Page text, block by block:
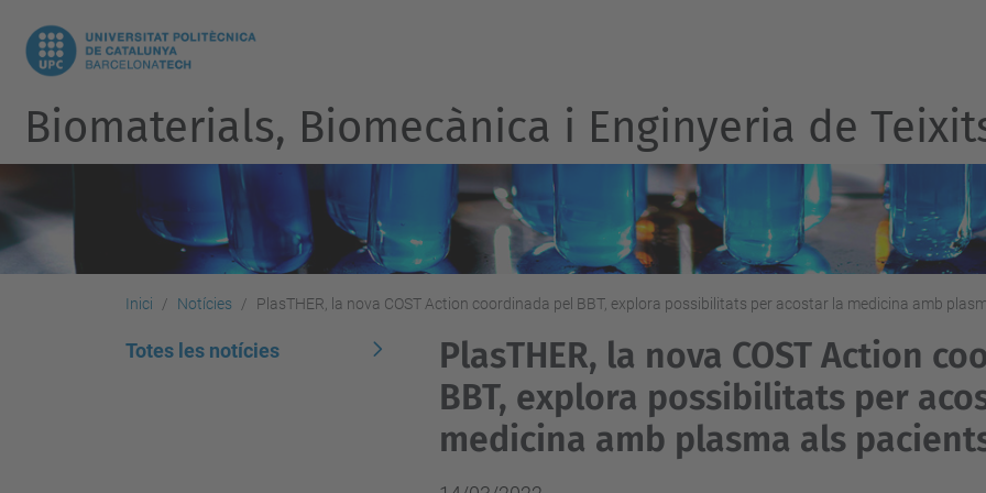
Biomaterials, Biomecànica i Enginyeria de
Inici Notícies PlasTHER, la nova COST Action coordinada pel BBT, explora possibilitats per acostar la medicina amb
PlasTHER, la nova COST Action
BBT, explora possibilitats per
medicina amb plasma als
Totes les notícies